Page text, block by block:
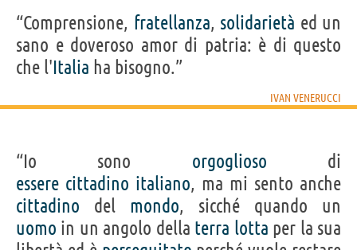
“Comprensione, fratellanza, solidarietà ed un
sano e doveroso amor di patria: è di questo
che l'Italia ha bisogno.”
IVAN VENERUCCI
“Io sono orgoglioso di
essere cittadino italiano, ma mi sento anche
cittadino del mondo, sicché quando un
uomo in un angolo della terra lotta per la sua